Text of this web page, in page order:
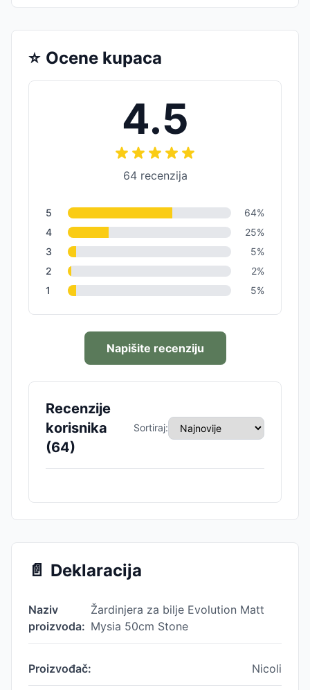
⭐ Ocene kupaca
4.5
64 recenzija
5 64%
4
25%
3
5%
2
2%
1
5%
Napišite recenziju
Recenzije
korisnika
(64)
Sortiraj:
📄 Deklaracija
Naziv
proizvoda:
Žardinjera za bilje Evolution Matt
Mysia 50cm Stone
Proizvođač: Nicoli